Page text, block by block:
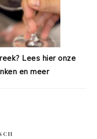
Lees hier onze
en meer